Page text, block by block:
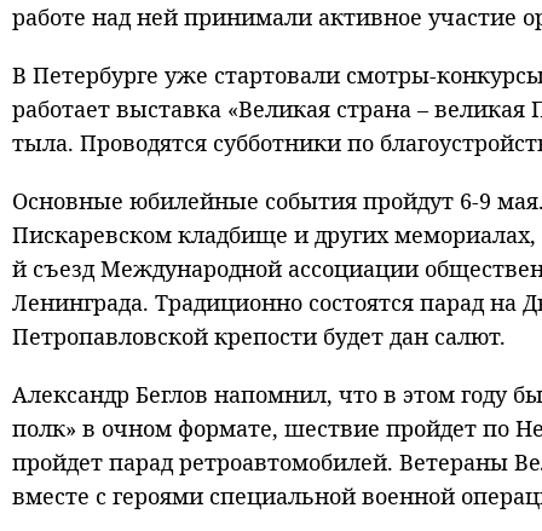
работе над ней принимали активное участие
В Петербурге уже стартовали смотры-
работает выставка «Великая страна –
тыла. Проводятся субботники по
Основные юбилейные события пройдут 6-9
Пискаревском кладбище и других
й съезд Международной ассоциации
Ленинграда. Традиционно состоятся парад
Петропавловской крепости будет дан салют.
Александр Беглов напомнил, что в этом году
полк» в очном формате, шествие пройдет по
пройдет парад ретроавтомобилей. Ветераны
вместе с героями специальной военной